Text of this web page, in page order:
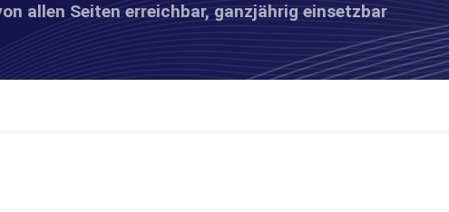
allen Seiten erreichbar, ganzjährig einsetzbar